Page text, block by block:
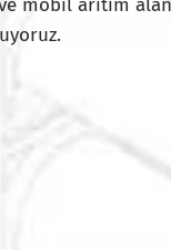
mobil arıtım